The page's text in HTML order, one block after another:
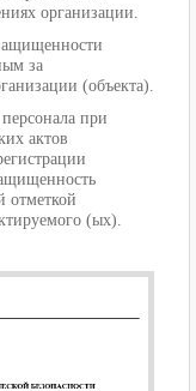
организации.
за
(объекта).
при
актов
отметкой
(ых).